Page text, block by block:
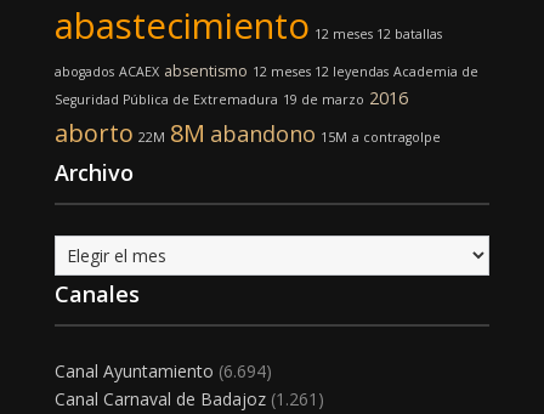
abastecimiento 12 meses 12 batallas
abogados ACAEX absentismo 12 meses 12 leyendas Academia de
Seguridad Pública de Extremadura 19 de marzo 2016
aborto 22M 8M abandono 15M a contragolpe
Archivo
Archivo
Canales
Canal Ayuntamiento (6.694)
Canal Carnaval de Badajoz(1.261)